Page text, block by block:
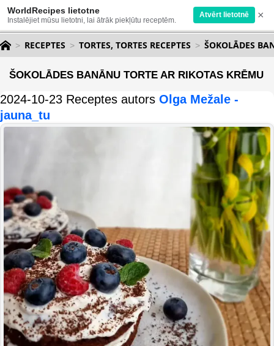
WorldRecipes lietotne
Instalējiet mūsu lietotni, lai ātrāk piekļūtu receptēm.
Atvērt lietotnē ×
RECEPTES TORTES, TORTES RECEPTES ŠOKOLĀDES
ŠOKOLĀDES BANĀNU TORTE AR RIKOTAS KRĒMU
2024-10-23 Receptes autors Olga Mežale -
jauna_tu